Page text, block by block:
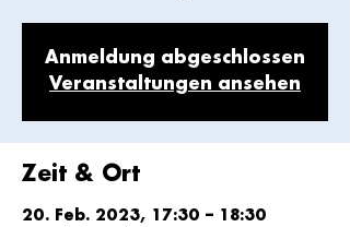
Anmeldung abgeschlossen
Veranstaltungen ansehen
Zeit & Ort
20. Feb. 2023, 17:30 – 18:30